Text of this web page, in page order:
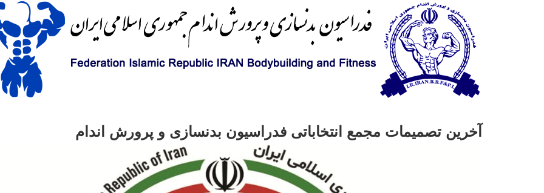
آخرین تصمیمات مجمع انتخاباتی فدراسیون بدنسازی و پرورش اندام